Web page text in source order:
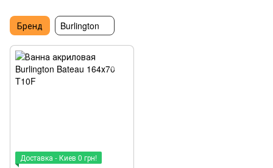
Бренд Burlington
Доставка - Киев 0 грн!